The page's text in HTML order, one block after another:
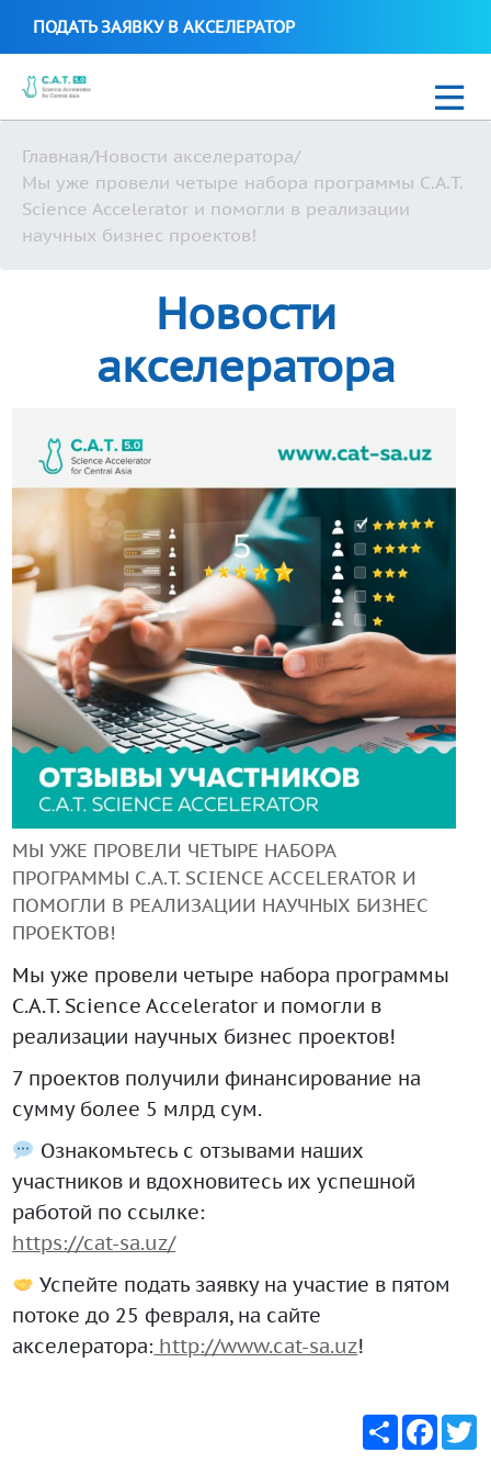
ПОДАТЬ ЗАЯВКУ В АКСЕЛЕРАТОР
Новости
C.A.T. Science Biotech 2021
Uzbek
+99897 700 16 38
+99890 319 23 51
Инструмент диагностики ИС ВОИС
Главная/Новости акселератора/
Мы уже провели четыре набора программы C.A.T.
Science Accelerator и помогли в реализации
научных бизнес проектов!
Новости
акселератора
МЫ УЖЕ ПРОВЕЛИ ЧЕТЫРЕ НАБОРА
ПРОГРАММЫ C.A.T. SCIENCE ACCELERATOR И
ПОМОГЛИ В РЕАЛИЗАЦИИ НАУЧНЫХ БИЗНЕС
ПРОЕКТОВ!
Мы уже провели четыре набора программы
C.A.T. Science Accelerator и помогли в
реализации научных бизнес проектов!
7 проектов получили финансирование на
сумму более 5 млрд сум.
Ознакомьтесь с отзывами наших
участников и вдохновитесь их успешной
работой по ссылке:
https://cat-sa.uz/
Успейте подать заявку на участие в пятом
потоке до 25 февраля, на сайте
акселератора: http://www.cat-sa.uz!
Share